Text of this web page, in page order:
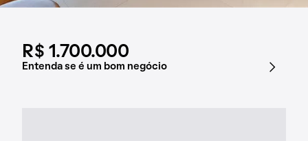
R$ 1.700.000
Entenda se é um bom negócio